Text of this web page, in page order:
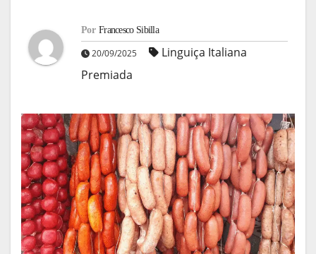
Por Francesco Sibilla
20/09/2025
Linguiça Italiana
Premiada